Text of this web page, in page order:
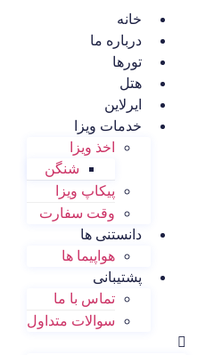
خانه
درباره ما
تورها
هتل
ایرلاین
خدمات ویزا
اخذ ویزا
شنگن
پیکاپ ویزا
وقت سفارت
دانستنی ها
هواپیما ها
پشتیبانی
تماس با ما
سوالات متداول